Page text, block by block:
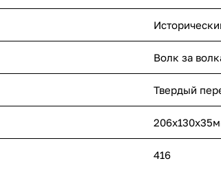
Волк за
Твердый
416